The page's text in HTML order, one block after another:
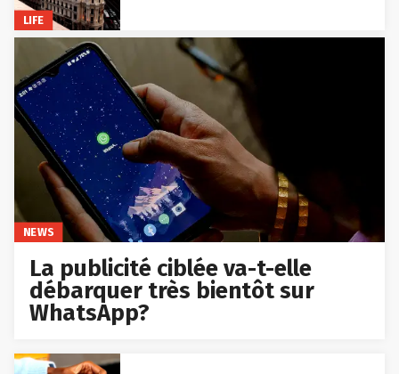
LIFE
NEWS
La publicité ciblée va-t-elle
débarquer très bientôt sur
WhatsApp?